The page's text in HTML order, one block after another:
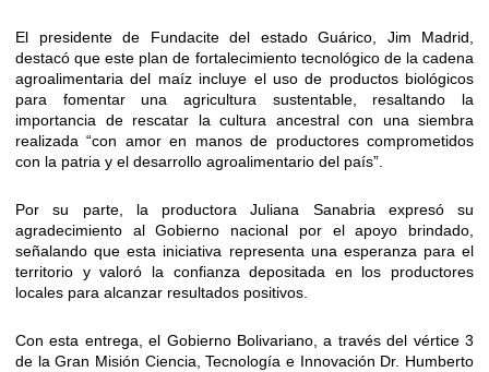
El presidente de Fundacite del estado Guárico, Jim Madrid,
destacó que este plan de fortalecimiento tecnológico de la cadena
agroalimentaria del maíz incluye el uso de productos biológicos
para fomentar una agricultura sustentable, resaltando la
importancia de rescatar la cultura ancestral con una siembra
realizada “con amor en manos de productores comprometidos
con la patria y el desarrollo agroalimentario del país”.
Por su parte, la productora Juliana Sanabria expresó su
agradecimiento al Gobierno nacional por el apoyo brindado,
señalando que esta iniciativa representa una esperanza para el
territorio y valoró la confianza depositada en los productores
locales para alcanzar resultados positivos.
Con esta entrega, el Gobierno Bolivariano, a través del vértice 3
de la Gran Misión Ciencia, Tecnología e Innovación Dr. Humberto